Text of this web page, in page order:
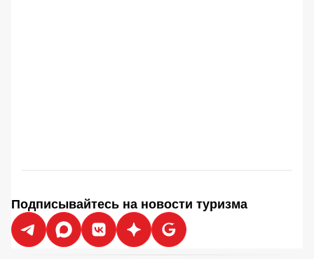
Подписывайтесь на новости туризма